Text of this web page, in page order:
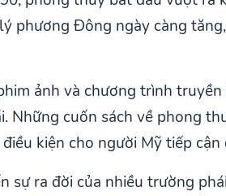
phương Đông ngày càng
ảnh và chương trình
Những cuốn sách về phong
kiện cho người Mỹ tiếp cận
sự ra đời của nhiều trường